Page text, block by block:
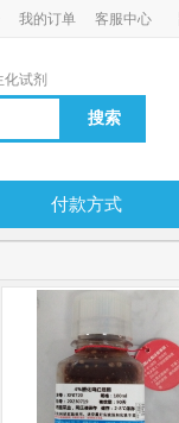
我的订单 客服中心
化试剂
付款方式